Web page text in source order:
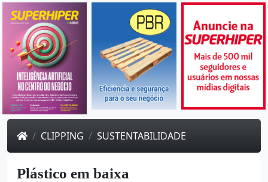
CLIPPING SUSTENTABILIDADE
Plástico em baixa